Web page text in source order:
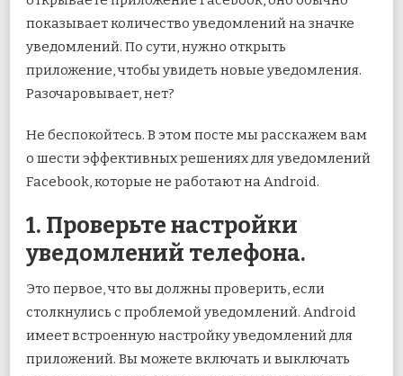
показывает количество уведомлений на значке
уведомлений. По сути, нужно открыть
приложение, чтобы увидеть новые уведомления.
Разочаровывает, нет?
Не беспокойтесь. В этом посте мы расскажем вам
о шести эффективных решениях для уведомлений
Facebook, которые не работают на Android.
1. Проверьте настройки
уведомлений телефона.
Это первое, что вы должны проверить, если
столкнулись с проблемой уведомлений. Android
имеет встроенную настройку уведомлений для
приложений. Вы можете включать и выключать